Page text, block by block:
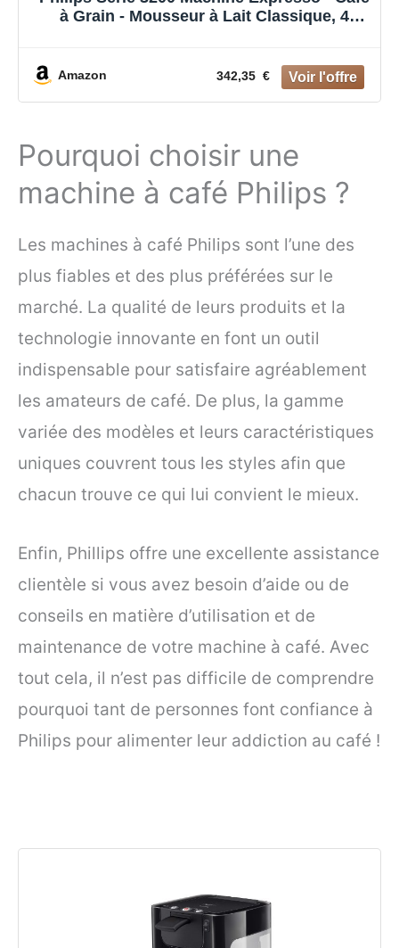
à Grain - Mousseur à Lait Classique, 4
Amazon 342,35 €
Pourquoi choisir une
machine à café Philips ?
Les machines à café Philips sont l’une des
plus fiables et des plus préférées sur le
marché. La qualité de leurs produits et la
technologie innovante en font un outil
indispensable pour satisfaire agréablement
les amateurs de café. De plus, la gamme
variée des modèles et leurs caractéristiques
uniques couvrent tous les styles afin que
chacun trouve ce qui lui convient le mieux.
Enfin, Phillips offre une excellente assistance
clientèle si vous avez besoin d’aide ou de
conseils en matière d’utilisation et de
maintenance de votre machine à café. Avec
tout cela, il n’est pas difficile de comprendre
pourquoi tant de personnes font confiance à
Philips pour alimenter leur addiction au café !